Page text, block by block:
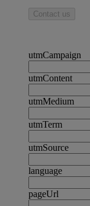
Contact us
utmCampaign
utmContent
utmMedium
utmTerm
utmSource
language
pageUrl